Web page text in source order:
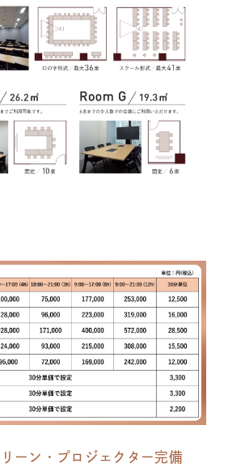
ーン・プロジェクター完備